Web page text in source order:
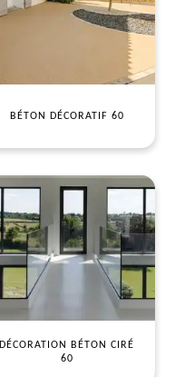
BÉTON DÉCORATIF 60
DÉCORATION BÉTON CIRÉ
60